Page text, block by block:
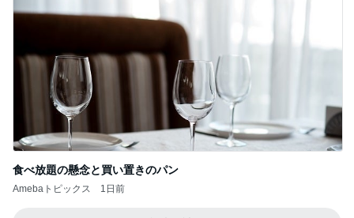
食べ放題の懸念と買い置きのパン
Amebaトピックス 1日前